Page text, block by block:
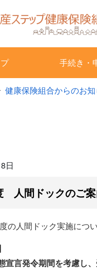
手続き・
健康保険組合からのお
日
人間ドックのご
の人間ドック実施につ
宣言発令期間を考慮し